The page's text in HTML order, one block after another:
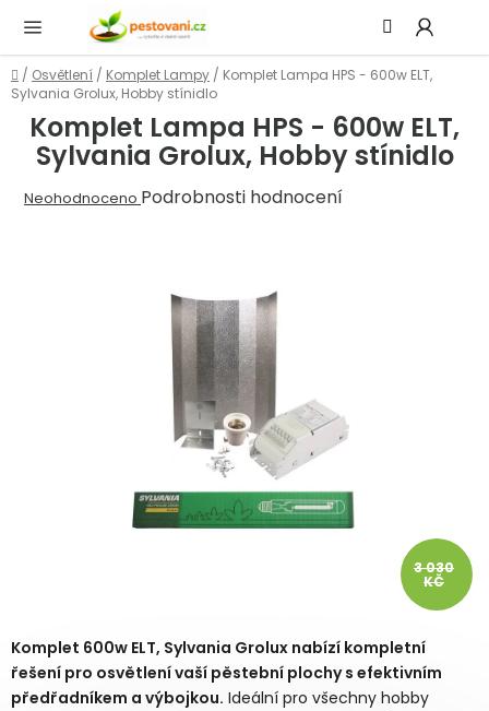
obsah
Domů
/ Osvětlení / Komplet Lampy / Komplet Lampa HPS - 600w ELT,
Sylvania Grolux, Hobby stínidlo
Komplet 600w ELT, Sylvania Grolux nabízí kompletní
řešení pro osvětlení vaší pěstební plochy s efektivním
předřadníkem a výbojkou. Ideální pro všechny hobby
Komplet Lampa HPS - 600w ELT,
Sylvania Grolux, Hobby stínidlo
Průměrné
Neohodnoceno Podrobnosti hodnocení
3 030
KČ